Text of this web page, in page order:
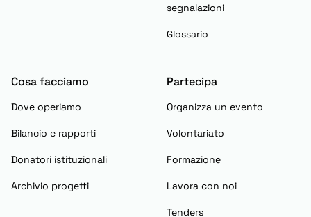
segnalazioni
Glossario
Cosa facciamo
Dove operiamo
Bilancio e rapporti
Donatori istituzionali
Archivio progetti
Partecipa
Organizza un evento
Volontariato
Formazione
Lavora con noi
Tenders